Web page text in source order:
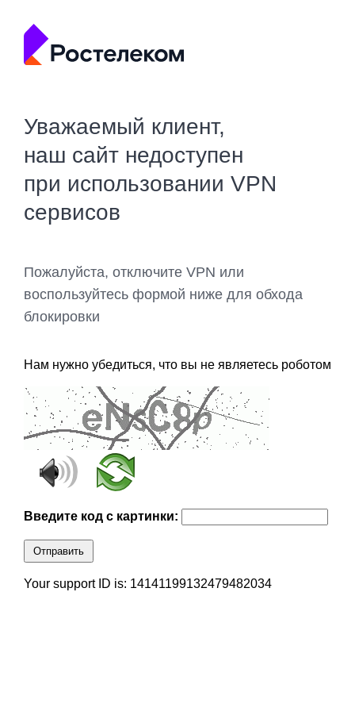
Уважаемый клиент,
наш сайт недоступен
при использовании VPN
сервисов
Пожалуйста, отключите VPN или
воспользуйтесь формой ниже для обхода
блокировки
Нам нужно убедиться, что вы не являетесь роботом
Введите код с картинки:
Отправить
Your support ID is: 14141199132479482034